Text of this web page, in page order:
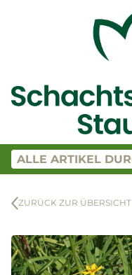
ZURÜCK ZUR ÜBERSICHT